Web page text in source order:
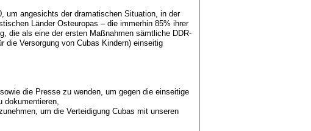
um angesichts der dramatischen Situation, in der
Länder Osteuropas – die immerhin 85% ihrer
die als eine der ersten Maßnahmen sämtliche DDR-
die Versorgung von Cubas Kindern) einseitig
die Presse zu wenden, um gegen die einseitige
dokumentieren,
um die Verteidigung Cubas mit unseren